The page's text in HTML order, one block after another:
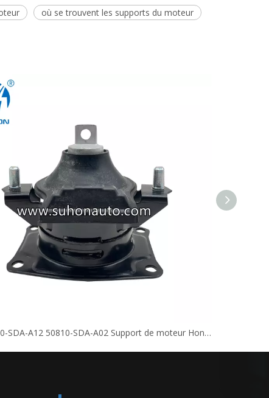
où se trouvent les supports du moteur
OE : 50810-SDA-A12 50810-SDA-A02 Support de moteur Honda